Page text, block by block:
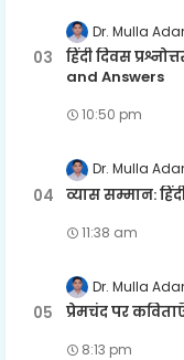
Dr. Mulla
हिंदी दिवस
and Answers
10:50 pm
Dr. Mulla
व्यास सम्मान:
11:38 am
Dr. Mulla
प्रेमचंद पर
8:13 pm